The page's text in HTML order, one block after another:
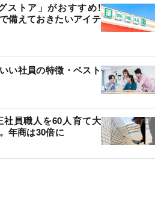
ストア」がおすすめ!
備えておきたいアイテ
い社員の特徴・ベスト
員職人を60人育て大
年商は30倍に